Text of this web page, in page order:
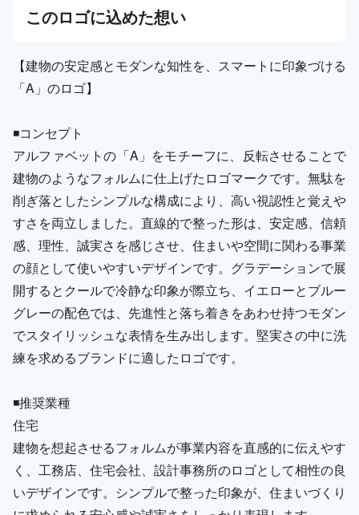
このロゴに込めた想い
【建物の安定感とモダンな知性を、スマートに印象づける
「A」のロゴ】
◾️コンセプト
アルファベットの「A」をモチーフに、反転させることで
建物のようなフォルムに仕上げたロゴマークです。無駄を
削ぎ落としたシンプルな構成により、高い視認性と覚えや
すさを両立しました。直線的で整った形は、安定感、信頼
感、理性、誠実さを感じさせ、住まいや空間に関わる事業
の顔として使いやすいデザインです。グラデーションで展
開するとクールで冷静な印象が際立ち、イエローとブルー
グレーの配色では、先進性と落ち着きをあわせ持つモダン
でスタイリッシュな表情を生み出します。堅実さの中に洗
練を求めるブランドに適したロゴです。
◾️推奨業種
住宅
建物を想起させるフォルムが事業内容を直感的に伝えやす
く、工務店、住宅会社、設計事務所のロゴとして相性の良
いデザインです。シンプルで整った印象が、住まいづくり